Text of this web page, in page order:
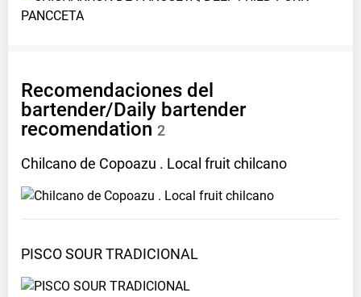
Recomendaciones del
bartender/Daily bartender
recomendation 2
Chilcano de Copoazu . Local fruitchilcano
PISCO SOURTRADICIONAL